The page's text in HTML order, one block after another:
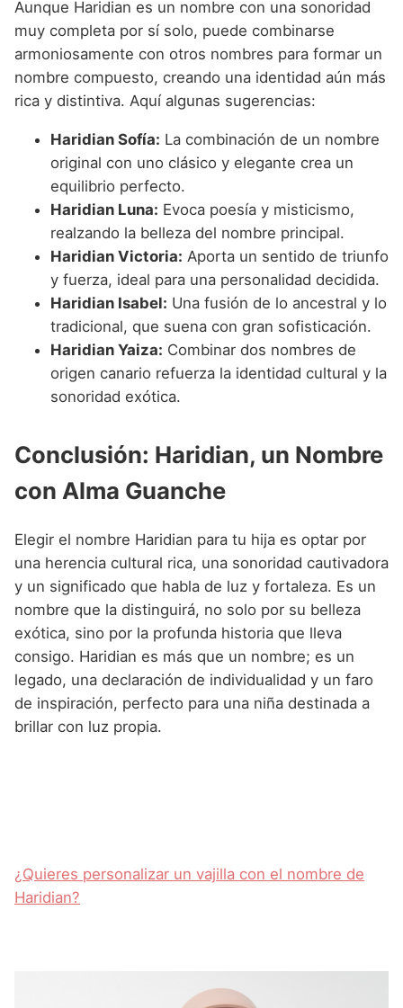
Aunque Haridian es un nombre con una sonoridad
muy completa por sí solo, puede combinarse
armoniosamente con otros nombres para formar un
nombre compuesto, creando una identidad aún más
rica y distintiva. Aquí algunas sugerencias:
Haridian Sofía: La combinación de un nombre
original con uno clásico y elegante crea un
equilibrio perfecto.
Haridian Luna: Evoca poesía y misticismo,
realzando la belleza del nombre principal.
Haridian Victoria: Aporta un sentido de triunfo
y fuerza, ideal para una personalidad decidida.
Haridian Isabel: Una fusión de lo ancestral y lo
tradicional, que suena con gran sofisticación.
Haridian Yaiza: Combinar dos nombres de
origen canario refuerza la identidad cultural y la
sonoridad exótica.
Conclusión: Haridian, un Nombre
con Alma Guanche
Elegir el nombre Haridian para tu hija es optar por
una herencia cultural rica, una sonoridad cautivadora
y un significado que habla de luz y fortaleza. Es un
nombre que la distinguirá, no solo por su belleza
exótica, sino por la profunda historia que lleva
consigo. Haridian es más que un nombre; es un
legado, una declaración de individualidad y un faro
de inspiración, perfecto para una niña destinada a
brillar con luz propia.
¿Quieres personalizar un vajilla con el nombre de
Haridian?